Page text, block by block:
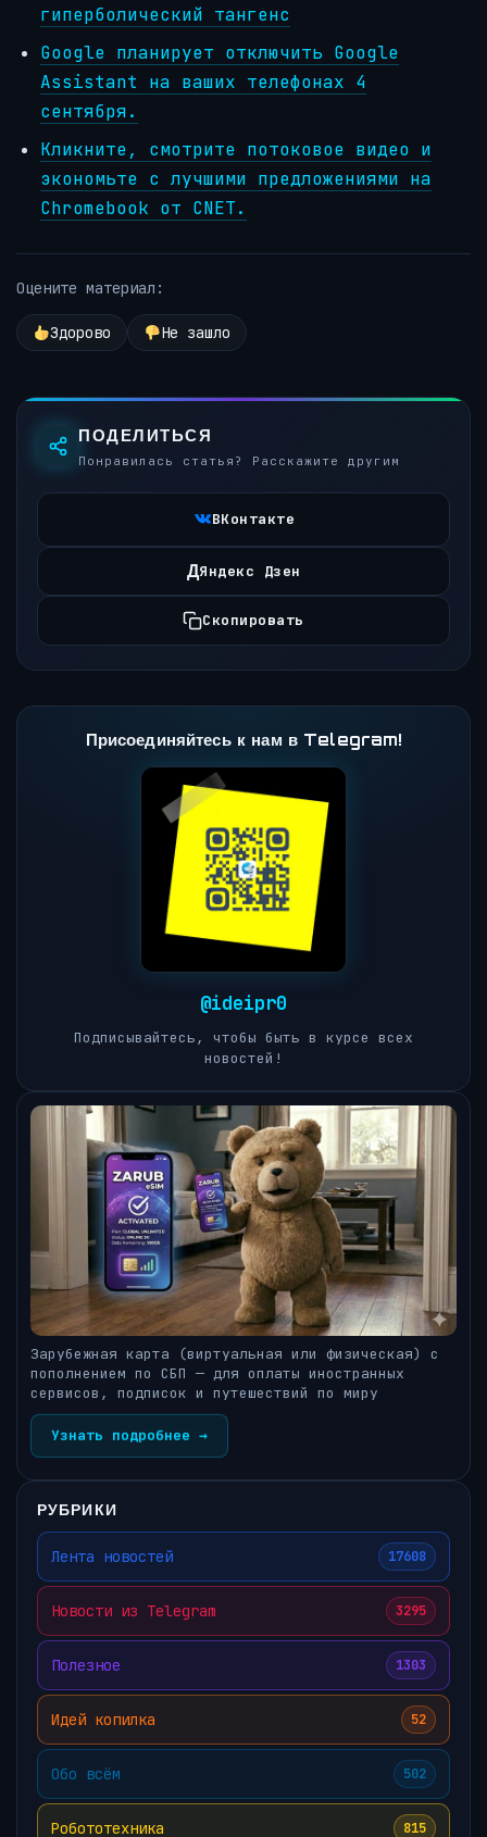
гиперболический тангенс
Google планирует отключить Google
Assistant на ваших телефонах 4
сентября.
Кликните, смотрите потоковое видео и
экономьте с лучшими предложениями на
Chromebook от CNET.
Оцените материал:
Здорово Не зашло
ПОДЕЛИТЬСЯ
Понравилась статья? Расскажите другим
ВКонтакте
ДЯндекс Дзен
Скопировать
Присоединяйтесь к нам в Telegram!
@ideipr0
Подписывайтесь, чтобы быть в курсе всех
новостей!
Зарубежная карта (виртуальная или физическая) с
пополнением по СБП — для оплаты иностранных
сервисов, подписок и путешествий по миру
Узнать подробнее →
РУБРИКИ
Лента новостей 17608
Новости из Telegram 3295
Полезное 1303
Идей копилка 52
Обо всём 502
Робототехника 815